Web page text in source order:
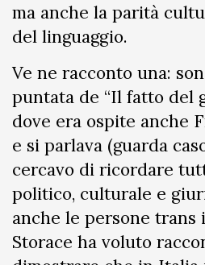
ma anche la parità
del linguaggio.
Ve ne racconto una:
puntata de “Il fatto del
dove era ospite anche
e si parlava (guarda
cercavo di ricordare
politico, culturale e
anche le persone
Storace ha voluto